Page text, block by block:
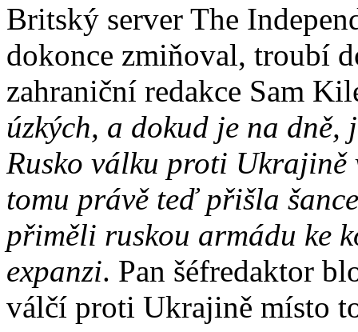
Britský server The
dokonce zmiňoval, troubí
zahraniční redakce Sam
úzkých, a dokud je na dně,
Rusko válku proti Ukrajině
tomu právě teď přišla
přiměli ruskou armádu ke
expanzi. Pan šéfredaktor
válčí proti Ukrajině místo